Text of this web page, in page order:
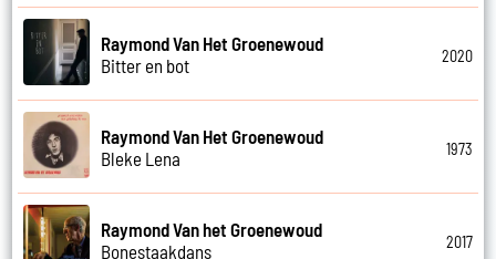
Raymond Van Het Groenewoud
Bitter en bot
2020
Raymond Van Het Groenewoud
Bleke Lena
1973
Raymond Van het Groenewoud
Bonestaakdans
2017